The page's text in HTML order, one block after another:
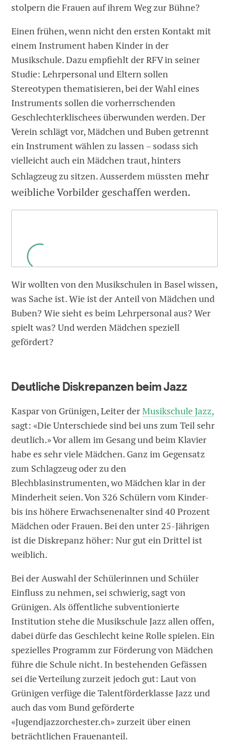
stolpern die Frauen auf ihrem Weg zur Bühne?
Einen frühen, wenn nicht den ersten Kontakt mit
einem Instrument haben Kinder in der
Musikschule. Dazu empfiehlt der RFV in seiner
Studie: Lehrpersonal und Eltern sollen
Stereotypen thematisieren, bei der Wahl eines
Instruments sollen die vorherrschenden
Geschlechterklischees überwunden werden. Der
Verein schlägt vor, Mädchen und Buben getrennt
ein Instrument wählen zu lassen – sodass sich
vielleicht auch ein Mädchen traut, hinters
Schlagzeug zu sitzen. Ausserdem müssten mehr
weibliche Vorbilder geschaffen werden.
Wir wollten von den Musikschulen in Basel wissen,
was Sache ist. Wie ist der Anteil von Mädchen und
Buben? Wie sieht es beim Lehrpersonal aus? Wer
spielt was? Und werden Mädchen speziell
gefördert?
Deutliche Diskrepanzen beim Jazz
Kaspar von Grünigen, Leiter derMusikschule Jazz,
sagt: «Die Unterschiede sind bei uns zum Teil sehr
deutlich.» Vor allem im Gesang und beim Klavier
habe es sehr viele Mädchen. Ganz im Gegensatz
zum Schlagzeug oder zu den
Blechblasinstrumenten, wo Mädchen klar in der
Minderheit seien. Von 326 Schülern vom Kinder-
bis ins höhere Erwachsenenalter sind 40 Prozent
Mädchen oder Frauen. Bei den unter 25-Jährigen
ist die Diskrepanz höher: Nur gut ein Drittel ist
weiblich.
Bei der Auswahl der Schülerinnen und Schüler
Einfluss zu nehmen, sei schwierig, sagt von
Grünigen. Als öffentliche subventionierte
Institution stehe die Musikschule Jazz allen offen,
dabei dürfe das Geschlecht keine Rolle spielen. Ein
spezielles Programm zur Förderung von Mädchen
führe die Schule nicht. In bestehenden Gefässen
sei die Verteilung zurzeit jedoch gut: Laut von
Grünigen verfüge die Talentförderklasse Jazz und
auch das vom Bund geförderte
«Jugendjazzorchester.ch» zurzeit über einen
beträchtlichen Frauenanteil.